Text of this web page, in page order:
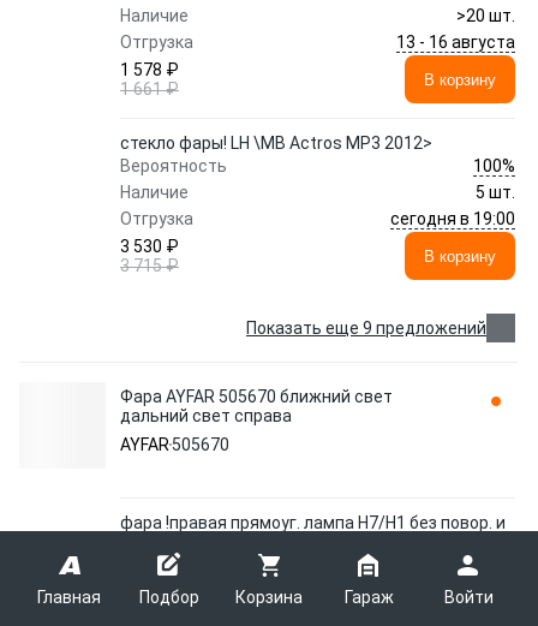
Главная Подбор Корзина Гараж Войти
Наличие
>20 шт.
Отгрузка
13 - 16 августа
1 578 ₽
1 661 ₽
В корзину
стекло фары! LH \MB Actros MP3 2012>
Вероятность
100%
Наличие
5 шт.
Отгрузка
сегодня в 19:00
3 530 ₽
3 715 ₽
В корзину
Показать еще 9 предложений
Фара AYFAR 505670 ближний свет
дальний свет справа
AYFAR 505670
фара !правая прямоуг. лампа H7/H1 без повор. и
Вероятность
Наличие
9 шт.